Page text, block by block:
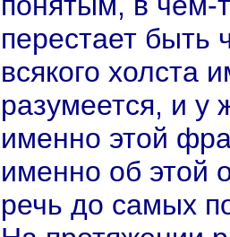
перестает быть
всякого холста
разумеется, и у
именно этой
именно об этой
речь до самых